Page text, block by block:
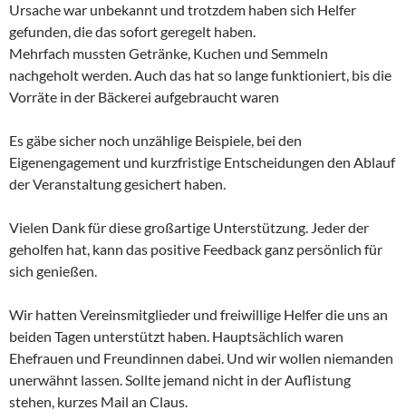
Ursache war unbekannt und trotzdem haben sich Helfer
gefunden, die das sofort geregelt haben.
Mehrfach mussten Getränke, Kuchen und Semmeln
nachgeholt werden. Auch das hat so lange funktioniert, bis die
Vorräte in der Bäckerei aufgebraucht waren
Es gäbe sicher noch unzählige Beispiele, bei den
Eigenengagement und kurzfristige Entscheidungen den Ablauf
der Veranstaltung gesichert haben.
Vielen Dank für diese großartige Unterstützung. Jeder der
geholfen hat, kann das positive Feedback ganz persönlich für
sich genießen.
Wir hatten Vereinsmitglieder und freiwillige Helfer die uns an
beiden Tagen unterstützt haben. Hauptsächlich waren
Ehefrauen und Freundinnen dabei. Und wir wollen niemanden
unerwähnt lassen. Sollte jemand nicht in der Auflistung
stehen, kurzes Mail an Claus.